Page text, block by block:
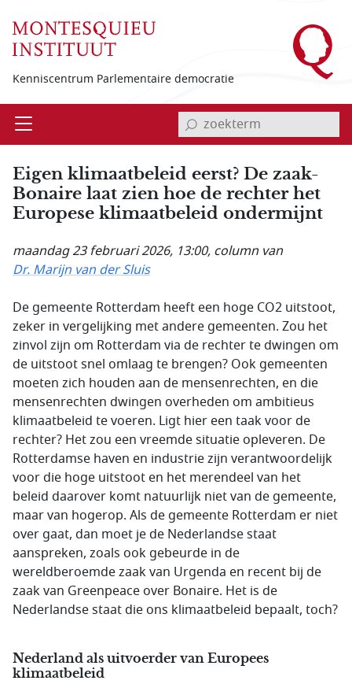
Kenniscentrum Parlementaire democratie
Open invoerveld zoekterm
Eigen klimaatbeleid eerst? De zaak-
Bonaire laat zien hoe de rechter het
Europese klimaatbeleid ondermijnt
maandag 23 februari 2026, 13:00, column van
Dr. Marijn van der Sluis
De gemeente Rotterdam heeft een hoge CO2 uitstoot,
zeker in vergelijking met andere gemeenten. Zou het
zinvol zijn om Rotterdam via de rechter te dwingen om
de uitstoot snel omlaag te brengen? Ook gemeenten
moeten zich houden aan de mensenrechten, en die
mensenrechten dwingen overheden om ambitieus
klimaatbeleid te voeren. Ligt hier een taak voor de
rechter? Het zou een vreemde situatie opleveren. De
Rotterdamse haven en industrie zijn verantwoordelijk
voor die hoge uitstoot en het merendeel van het
beleid daarover komt natuurlijk niet van de gemeente,
maar van hogerop. Als de gemeente Rotterdam er niet
over gaat, dan moet je de Nederlandse staat
aanspreken, zoals ook gebeurde in de
wereldberoemde zaak van Urgenda en recent bij de
zaak van Greenpeace over Bonaire. Het is de
Nederlandse staat die ons klimaatbeleid bepaalt, toch?
Nederland als uitvoerder van Europees
klimaatbeleid